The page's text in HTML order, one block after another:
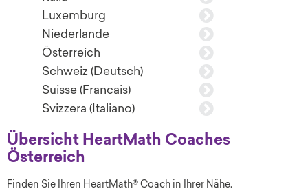
Luxemburg
Niederlande
Österreich
Schweiz (Deutsch)
Suisse (Francais)
Svizzera (Italiano)
Übersicht HeartMath Coaches
Österreich
Finden Sie Ihren HeartMath® Coach in Ihrer Nähe.